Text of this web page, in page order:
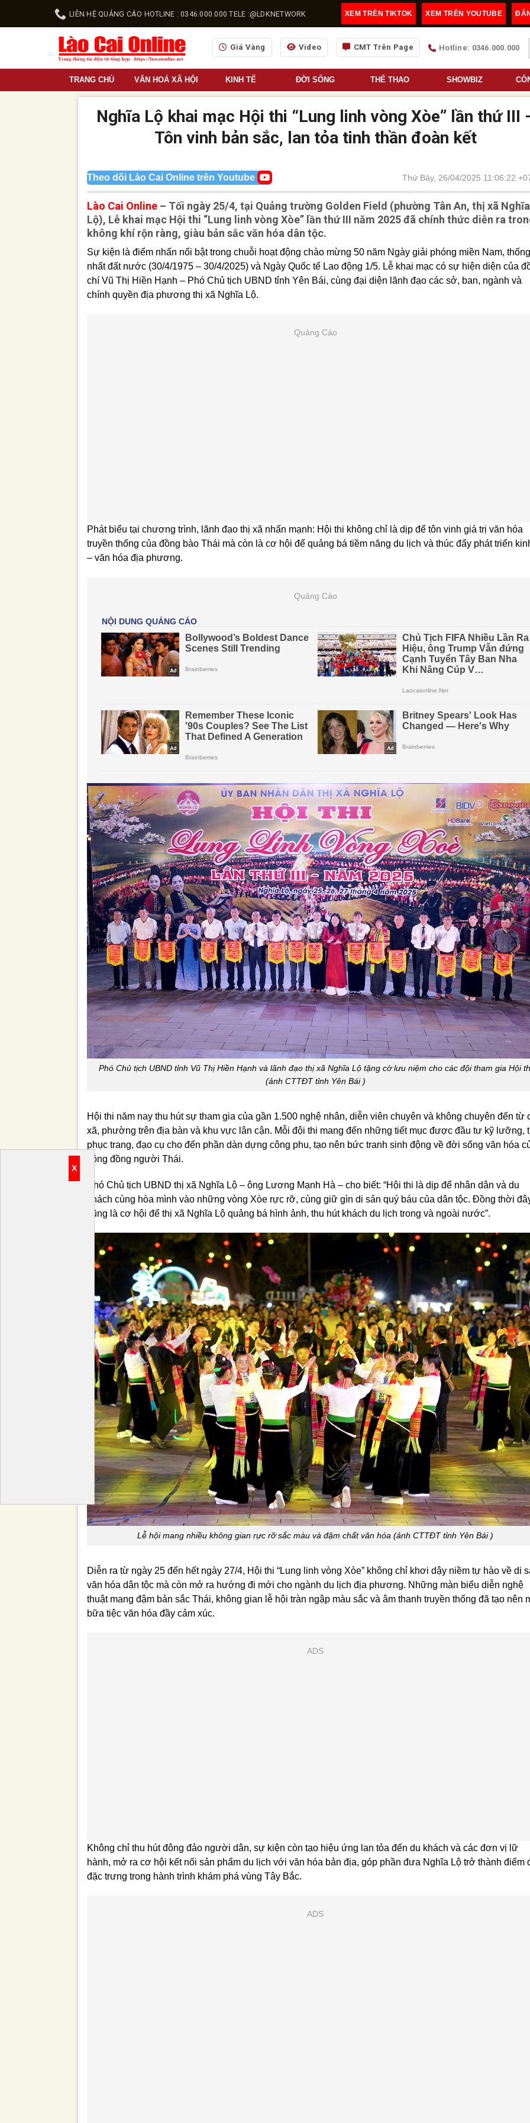
X
LIÊN HỆ QUẢNG CÁO HOTLINE : 0346.000.000 TELE :@LDKNETWORK XEM TRÊN TIKTOK XEM TRÊN YOUTUBE
Giá Vàng Video CMT Trên Page Hotline: 0346.000.000
TRANG CHỦ VĂN HOÁ XÃ HỘI KINH TẾ ĐỜI SỐNG THỂ THAO SHOWBIZ
Nghĩa Lộ khai mạc Hội thi “Lung linh vòng Xòe” lần thứ III
Tôn vinh bản sắc, lan tỏa tinh thần đoàn kết
Theo dõi Lào Cai Online trên Youtube Thứ Bảy, 26/04/2025 11:06:22
Lào Cai Online – Tối ngày 25/4, tại Quảng trường Golden Field (phường Tân An, thị xã Nghĩa
Lộ), Lễ khai mạc Hội thi “Lung linh vòng Xòe” lần thứ III năm 2025 đã chính thức diễn ra
không khí rộn ràng, giàu bản sắc văn hóa dân tộc.
Sự kiện là điểm nhấn nổi bật trong chuỗi hoạt động chào mừng 50 năm Ngày giải phóng miền Nam, thống
nhất đất nước (30/4/1975 – 30/4/2025) và Ngày Quốc tế Lao động 1/5. Lễ khai mạc có sự hiện diện của
chí Vũ Thị Hiền Hạnh – Phó Chủ tịch UBND tỉnh Yên Bái, cùng đại diện lãnh đạo các sở, ban, ngành và
chính quyền địa phương thị xã Nghĩa Lộ.
Quảng Cáo
Phát biểu tại chương trình, lãnh đạo thị xã nhấn mạnh: Hội thi không chỉ là dịp để tôn vinh giá trị văn hóa
truyền thống của đồng bào Thái mà còn là cơ hội để quảng bá tiềm năng du lịch và thúc đẩy phát triển
– văn hóa địa phương.
Quảng Cáo
Phó Chủ tịch UBND tỉnh Vũ Thị Hiền Hạnh và lãnh đạo thị xã Nghĩa Lộ tặng cờ lưu niệm cho các đội tham gia Hội
(ảnh CTTĐT tỉnh Yên Bái )
Hội thi năm nay thu hút sự tham gia của gần 1.500 nghệ nhân, diễn viên chuyên và không chuyên đến từ
xã, phường trên địa bàn và khu vực lân cận. Mỗi đội thi mang đến những tiết mục được đầu tư kỹ lưỡng,
phục trang, đạo cụ cho đến phần dàn dựng công phu, tạo nên bức tranh sinh động về đời sống văn hóa
cộng đồng người Thái.
Phó Chủ tịch UBND thị xã Nghĩa Lộ – ông Lương Mạnh Hà – cho biết: “Hội thi là dịp để nhân dân và du
khách cùng hòa mình vào những vòng Xòe rực rỡ, cùng giữ gìn di sản quý báu của dân tộc. Đồng thời
cũng là cơ hội để thị xã Nghĩa Lộ quảng bá hình ảnh, thu hút khách du lịch trong và ngoài nước”.
Lễ hội mang nhiều không gian rực rỡ sắc màu và đậm chất văn hóa (ảnh CTTĐT tỉnh Yên Bái )
Diễn ra từ ngày 25 đến hết ngày 27/4, Hội thi “Lung linh vòng Xòe” không chỉ khơi dậy niềm tự hào về di
văn hóa dân tộc mà còn mở ra hướng đi mới cho ngành du lịch địa phương. Những màn biểu diễn nghệ
thuật mang đậm bản sắc Thái, không gian lễ hội tràn ngập màu sắc và âm thanh truyền thống đã tạo nên
bữa tiệc văn hóa đầy cảm xúc.
ADS
Không chỉ thu hút đông đảo người dân, sự kiện còn tạo hiệu ứng lan tỏa đến du khách và các đơn vị lữ
hành, mở ra cơ hội kết nối sản phẩm du lịch với văn hóa bản địa, góp phần đưa Nghĩa Lộ trở thành điểm
đặc trưng trong hành trình khám phá vùng Tây Bắc.
ADS